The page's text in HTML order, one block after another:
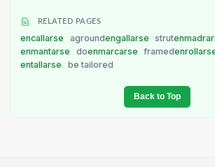
RELATED PAGES
encallarse agroundengallarse strut
enmantarse
doenmarcarse framed
entallarse
be tailored
Back to Top